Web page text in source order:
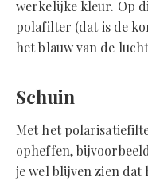
werkelijke kleur. Op
polafilter (dat is de
het blauw van de
Schuin
Met het
opheffen,
je wel blijven zien dat